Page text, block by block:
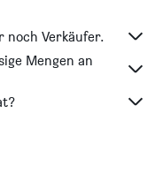
noch Verkäufer.
Mengen an